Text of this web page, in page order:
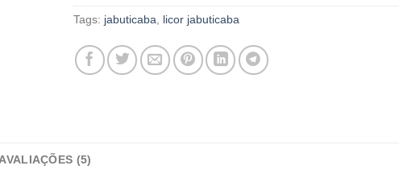
Tags: jabuticaba licor jabuticaba
(5)